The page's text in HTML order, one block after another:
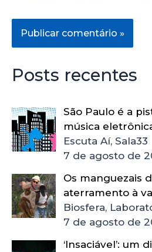
Posts recentes
São Paulo é a
música
Escuta Aí, Sala33
7 de agosto de
Os manguezais
aterramento à
Biosfera,
7 de agosto de
‘Insaciável’: um